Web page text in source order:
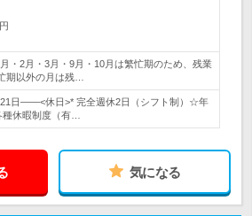
・2月・3月・9月・10月は繁忙期のため、残業
期以外の月は残…
日――<休日>* 完全週休2日（シフト制）☆年
休暇制度（有…
気になる